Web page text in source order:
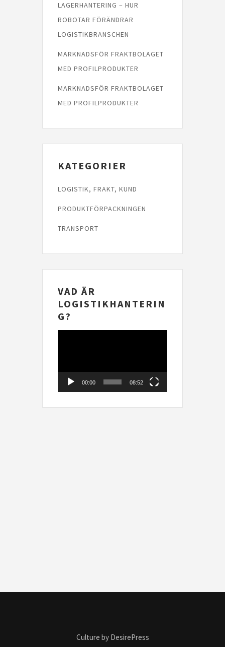
LAGERHANTERING – HUR
ROBOTAR FÖRÄNDRAR
LOGISTIKBRANSCHEN
MARKNADSFÖR FRAKTBOLAGET
MED PROFILPRODUKTER
MARKNADSFÖR FRAKTBOLAGET
MED PROFILPRODUKTER
KATEGORIER
LOGISTIK, FRAKT, KUND
PRODUKTFÖRPACKNINGEN
TRANSPORT
VAD ÄR
LOGISTIKHANTERIN
G?
00:00 08:52
Culture by DesirePress